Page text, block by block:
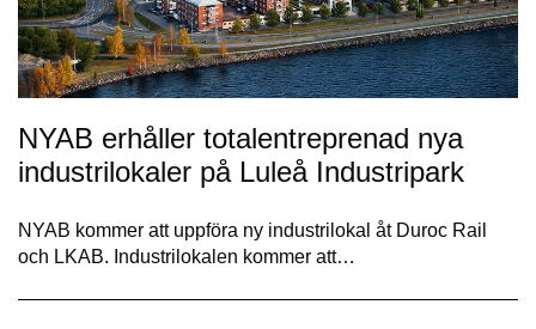
NYAB erhåller totalentreprenad nya
industrilokaler på Luleå Industripark
NYAB kommer att uppföra ny industrilokal åt Duroc Rail
och LKAB. Industrilokalen kommer att…